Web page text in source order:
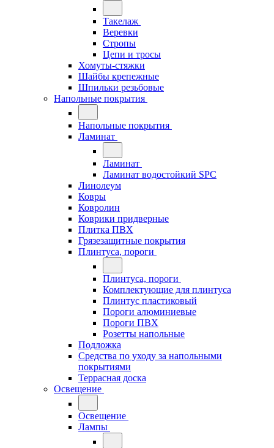
Такелаж
Веревки
Стропы
Цепи и тросы
Хомуты-стяжки
Шайбы крепежные
Шпильки резьбовые
Напольные покрытия
Напольные покрытия
Ламинат
Ламинат
Ламинат водостойкий SPC
Линолеум
Ковры
Ковролин
Коврики придверные
Плитка ПВХ
Грязезащитные покрытия
Плинтуса, пороги
Плинтуса, пороги
Комплектующие для плинтуса
Плинтус пластиковый
Пороги алюминиевые
Пороги ПВХ
Розетты напольные
Подложка
Средства по уходу за напольными
покрытиями
Террасная доска
Освещение
Освещение
Лампы